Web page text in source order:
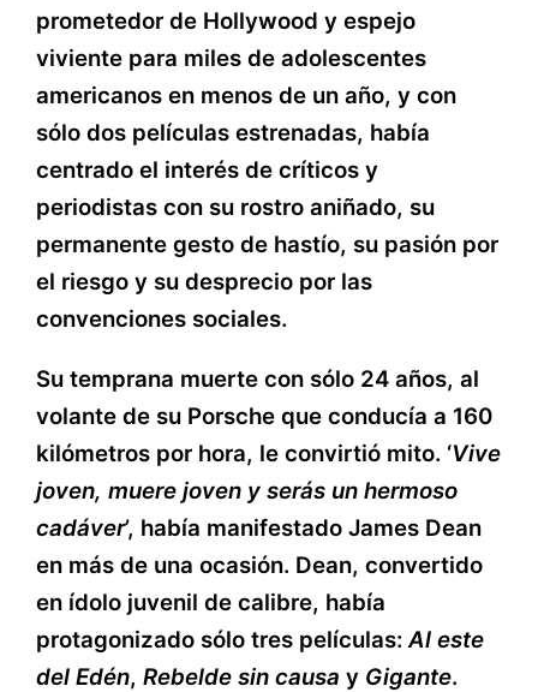
prometedor de Hollywood y espejo
viviente para miles de adolescentes
americanos en menos de un año, y con
sólo dos películas estrenadas, había
centrado el interés de críticos y
periodistas con su rostro aniñado, su
permanente gesto de hastío, su pasión por
el riesgo y su desprecio por las
convenciones sociales.
Su temprana muerte con sólo 24 años, al
volante de su Porsche que conducía a 160
kilómetros por hora, le convirtió mito. ‘Vive
joven, muere joven y serás un hermoso
cadáver’, había manifestado James Dean
en más de una ocasión. Dean, convertido
en ídolo juvenil de calibre, había
protagonizado sólo tres películas:Al este
del Edén, Rebelde sin causa y Gigante.